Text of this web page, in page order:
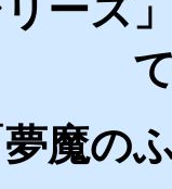
リー
夢魔の